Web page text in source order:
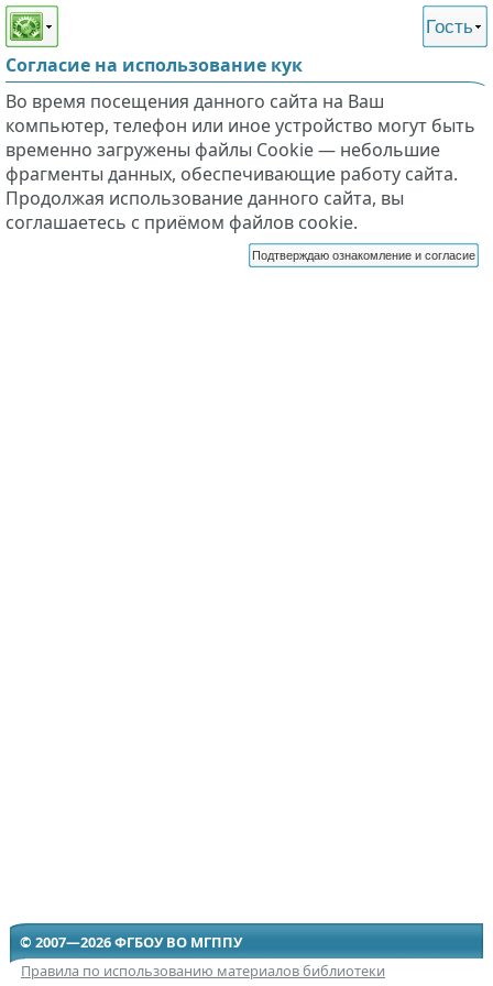
Этот сайт поддерживает
слабовидящих
Гость
Согласие на использование кук
Во время посещения данного сайта на Ваш
компьютер, телефон или иное устройство могут быть
временно загружены файлы Cookie — небольшие
фрагменты данных, обеспечивающие работу сайта.
Продолжая использование данного сайта, вы
соглашаетесь с приёмом файлов cookie.
Подтверждаю ознакомление и согласие
© 2007—2026 ФГБОУ ВО МГППУ
Правила по использованию материалов библиотеки